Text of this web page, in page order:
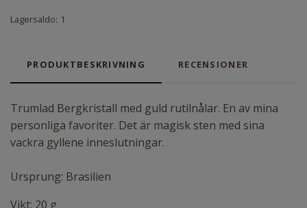
Lagersaldo: 1
PRODUKTBESKRIVNING RECENSIONER
Trumlad Bergkristall med guld rutilnålar. En av mina
personliga favoriter. Det är magisk sten med sina
vackra gyllene inneslutningar.
Ursprung: Brasilien
Vikt: 20 g